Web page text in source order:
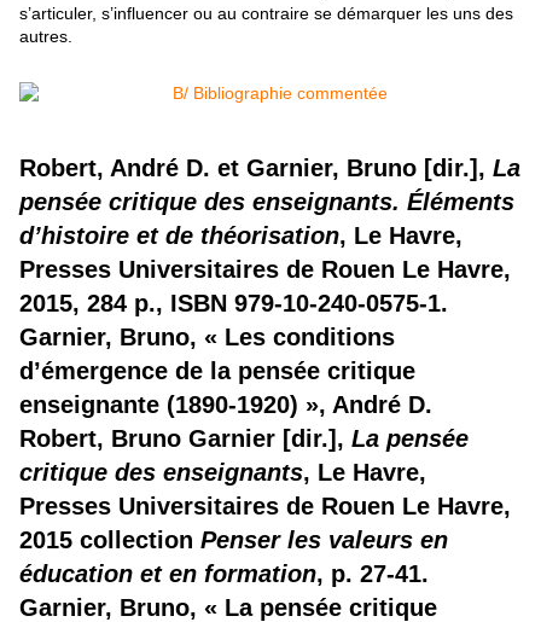
s’articuler, s’influencer ou au contraire se démarquer les uns des
autres.
Robert, André D. et Garnier, Bruno [dir.], La
pensée critique des enseignants. Éléments
d’histoire et de théorisation, Le Havre,
Presses Universitaires de Rouen Le Havre,
2015, 284 p., ISBN 979-10-240-0575-1.
Garnier, Bruno, « Les conditions
d’émergence de la pensée critique
enseignante (1890-1920) », André D.
Robert, Bruno Garnier [dir.], La pensée
critique des enseignants, Le Havre,
Presses Universitaires de Rouen Le Havre,
2015 collection Penser les valeurs en
éducation et en formation, p. 27-41.
Garnier, Bruno, « La pensée critique